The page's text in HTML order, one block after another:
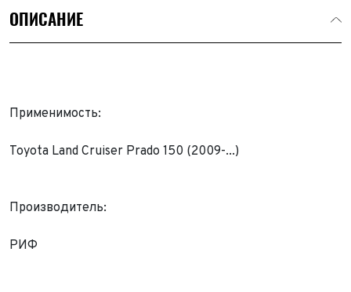
ОПИСАНИЕ
Применимость:
Toyota Land Cruiser Prado 150 (2009-...)
Производитель:
РИФ